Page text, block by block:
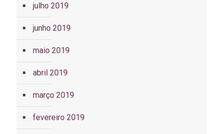
julho 2019
junho 2019
maio 2019
abril 2019
março 2019
fevereiro 2019